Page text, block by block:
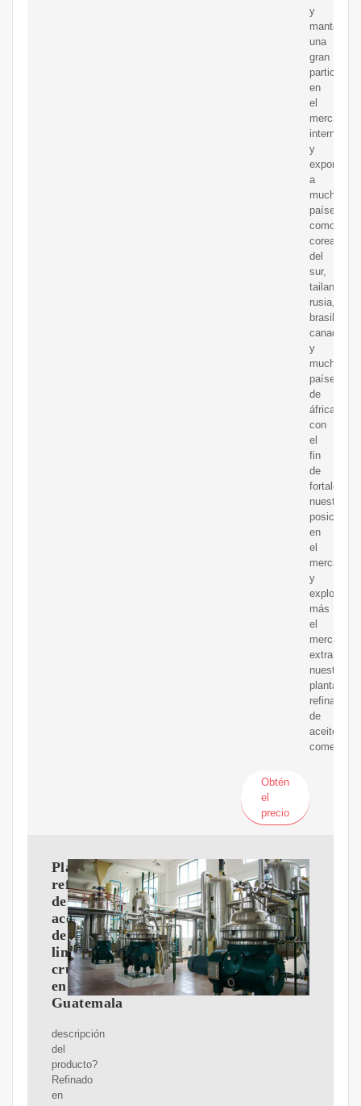
y
mantener
una
gran
en
el
mercado
interno
y
exportar
a
muchos
países
como
corea
del
sur,
tailandia,
rusia,
brasil,
canadá
y
muchos
países
de
áfrica.
con
el
fin
de
fortalecer
nuestra
posición
en
el
mercado
y
explorar
más
el
mercado
extranjero,
nuestra
planta
refinadora
de
aceite
comestible
Obtén
el
precio
Planta
refinadora
de
aceite
de
linaza
crudo
en
Guatemala
descripción
del
producto?
Refinado
en